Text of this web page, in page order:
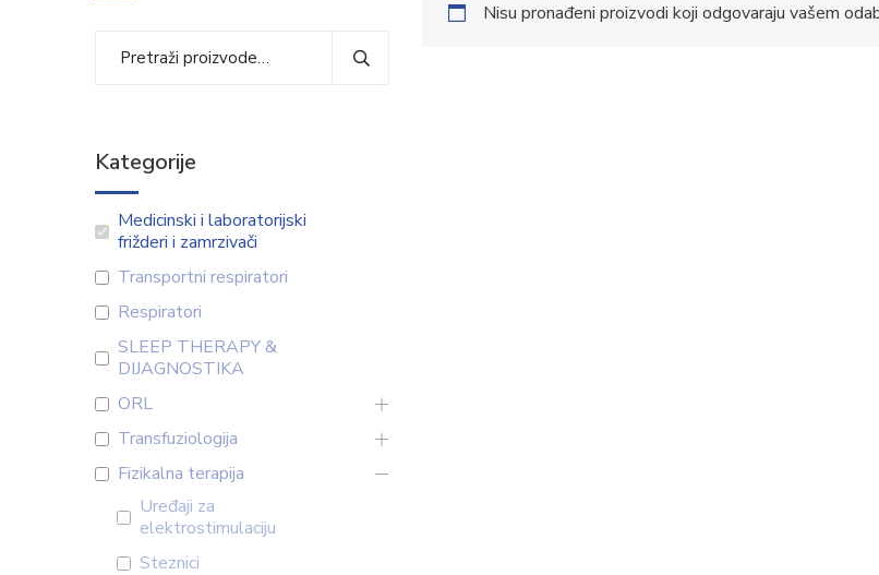
Nisu pronađeni proizvodi koji odgovaraju vašem
Kategorije
Medicinski i laboratorijski
frižderi i zamrzivači
Transportni respiratori
Respiratori
SLEEP THERAPY &
DIJAGNOSTIKA
ORL
Transfuziologija
Fizikalna terapija
Uređaji za
elektrostimulaciju
Steznici